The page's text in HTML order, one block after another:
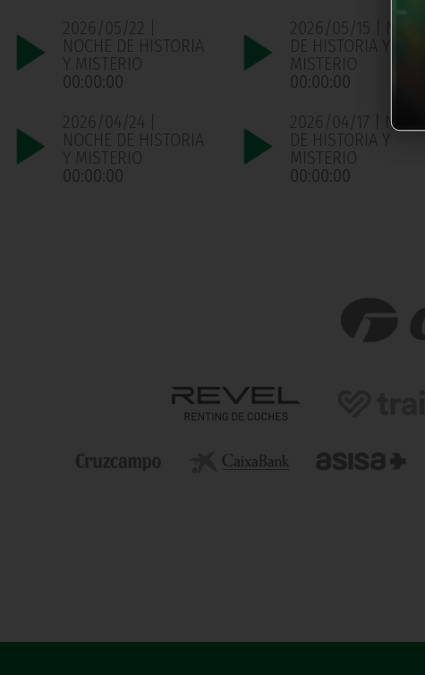
2026/05/22 |
NOCHE DE HISTORIA
Y MISTERIO
00:00:00
2026/05/15 | NOCHE
DE HISTORIA Y
MISTERIO
00:00:00
2026/04/24 |
NOCHE DE HISTORIA
Y MISTERIO
00:00:00
2026/04/17 | NOCHE
DE HISTORIA Y
MISTERIO
00:00:00